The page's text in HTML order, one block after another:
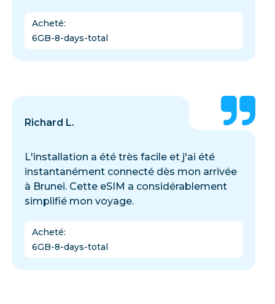
Acheté:
6GB-8-days-total
Richard L.
L'installation a été très facile et j'ai été
instantanément connecté dès mon arrivée
à Brunei. Cette eSIM a considérablement
simplifié mon voyage.
Acheté:
6GB-8-days-total